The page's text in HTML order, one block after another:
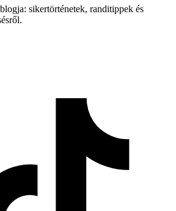
sikertörténetek, randitippek és